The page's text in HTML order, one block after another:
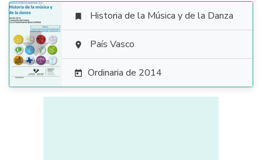

 Historia de la Música y de la Danza
 País Vasco
 Ordinaria de 2014